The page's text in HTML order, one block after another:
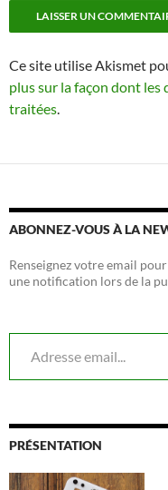
Ce site utilise Akismet
plus sur la façon dont les
traitées.
ABONNEZ-VOUS À LA
Renseignez votre email
une notification lors de la
Adresse email...
PRÉSENTATION